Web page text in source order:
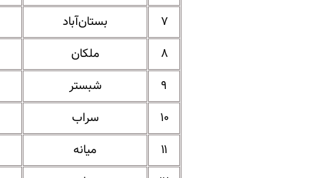
۷
بستان‌آباد
۸
ملکان
۹
شبستر
۱۰
سراب
۱۱
میانه